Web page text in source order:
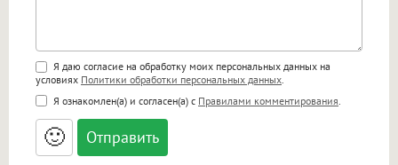
Поддержка HTML
<b>, <strong>, <u>, <i>, <em>, <s>, <big>,
<small>, <sup>, <sub>, <pre>, <ul>, <ol>, <li>,
<blockquote>, <code> экранирует HTML,
адреса URL автоматически становятся
ссылками, и [img]адрес[/img] будет
Я даю согласие на обработку моих персональных данных на
условиях Политики обработки персональных данных
Я ознакомлен(а) и согласен(а) с Правилами комментирования
🙂